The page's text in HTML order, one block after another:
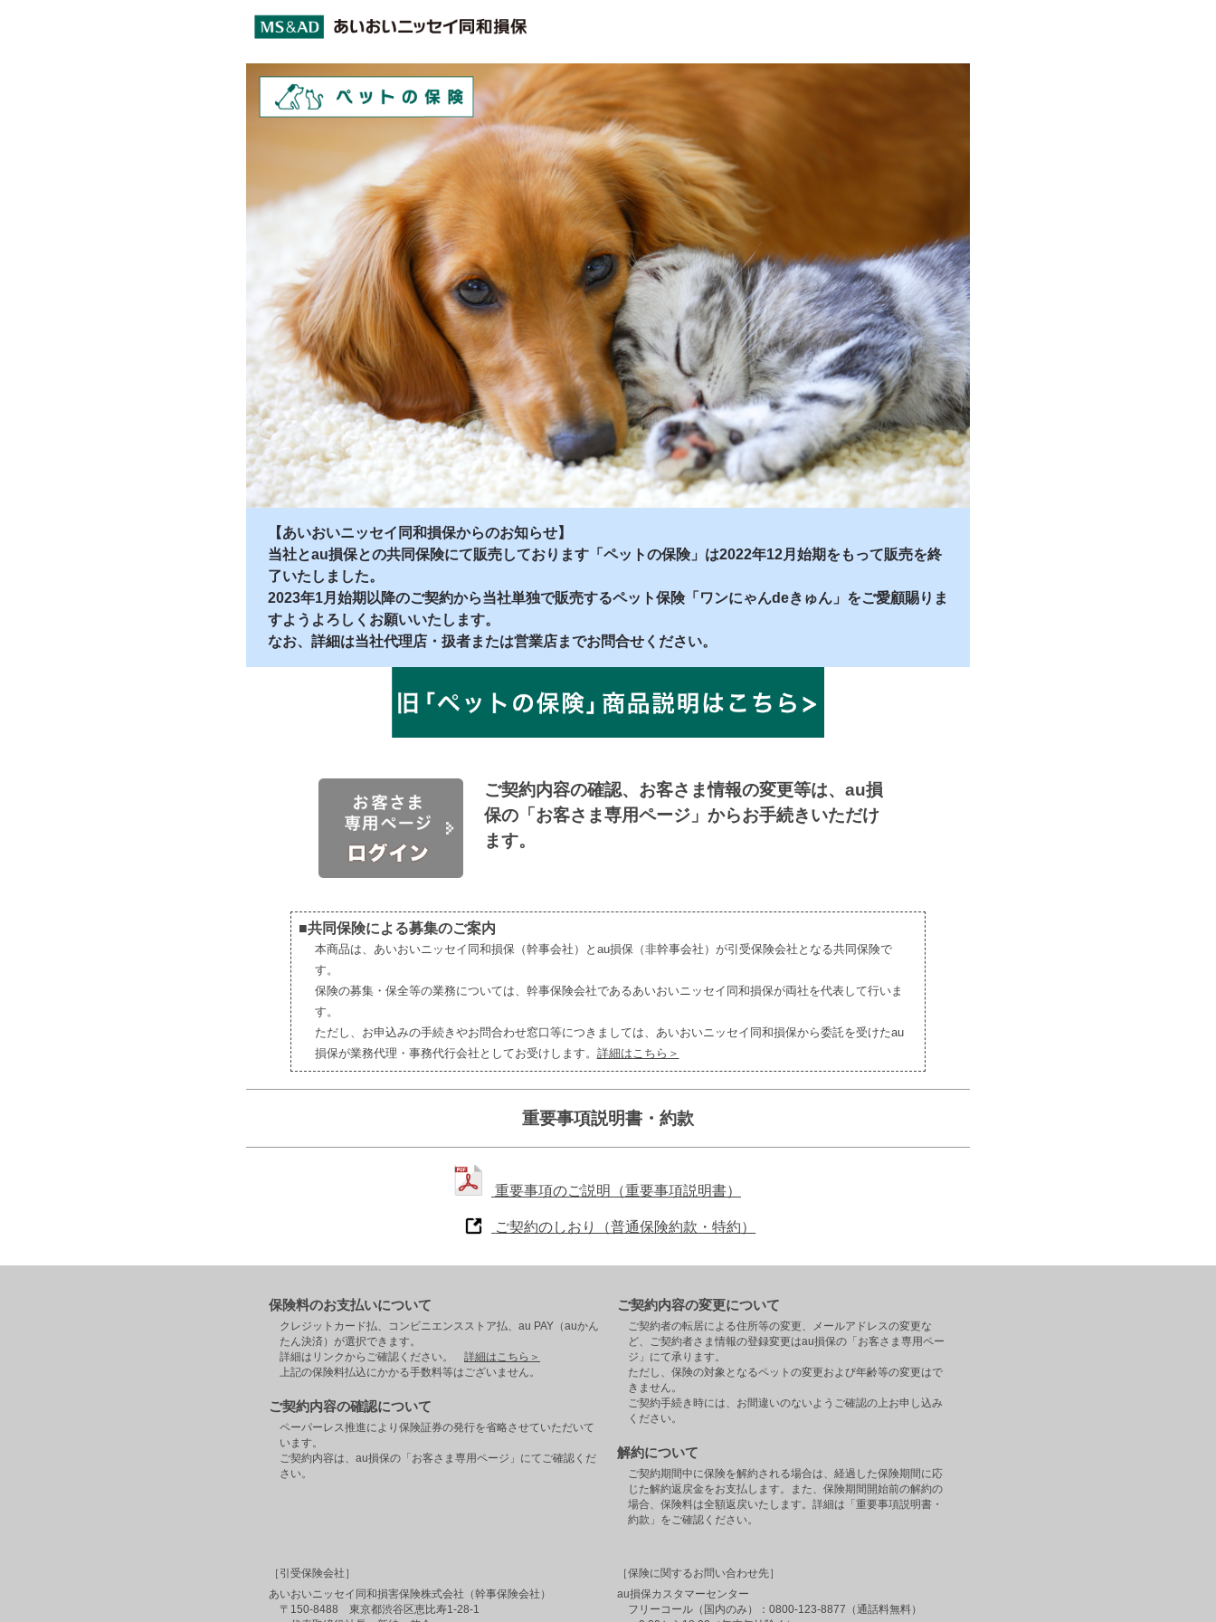
【あいおいニッセイ同和損保からのお知らせ】
当社とau損保との共同保険にて販売しております「ペットの保険」は2022年12月始期をもって販売を終
了いたしました。
2023年1月始期以降のご契約から当社単独で販売するペット保険「ワンにゃんdeきゅん」をご愛顧賜りま
すようよろしくお願いいたします。
なお、詳細は当社代理店・扱者または営業店までお問合せください。
ご契約内容の確認、お客さま情報の変更等は、au損
保の「お客さま専用ページ」からお手続きいただけ
ます。
■共同保険による募集のご案内
本商品は、あいおいニッセイ同和損保（幹事会社）とau損保（非幹事会社）が引受保険会社となる共同保険で
す。
保険の募集・保全等の業務については、幹事保険会社であるあいおいニッセイ同和損保が両社を代表して行いま
す。
ただし、お申込みの手続きやお問合わせ窓口等につきましては、あいおいニッセイ同和損保から委託を受けたau
損保が業務代理・事務代行会社としてお受けします。 詳細はこちら＞
重要事項説明書・約款
重要事項のご説明（重要事項説明書）
ご契約のしおり（普通保険約款・特約）
保険料のお支払いについて
クレジットカード払、コンビニエンスストア払、au PAY（auかん
たん決済）が選択できます。
詳細はリンクからご確認ください。 詳細はこちら＞
上記の保険料払込にかかる手数料等はございません。
ご契約内容の確認について
ペーパーレス推進により保険証券の発行を省略させていただいて
います。
ご契約内容は、au損保の「お客さま専用ページ」にてご確認くだ
さい。
ご契約内容の変更について
ご契約者の転居による住所等の変更、メールアドレスの変更な
ど、ご契約者さま情報の登録変更はau損保の「お客さま専用ペー
ジ」にて承ります。
ただし、保険の対象となるペットの変更および年齢等の変更はで
きません。
ご契約手続き時には、お間違いのないようご確認の上お申し込み
ください。
解約について
ご契約期間中に保険を解約される場合は、経過した保険期間に応
じた解約返戻金をお支払します。また、保険期間開始前の解約の
場合、保険料は全額返戻いたします。詳細は「重要事項説明書・
約款」をご確認ください。
［引受保険会社］
あいおいニッセイ同和損害保険株式会社（幹事保険会社）
〒150-8488 東京都渋谷区恵比寿1-28-1
［保険に関するお問い合わせ先］
au損保カスタマーセンター
フリーコール（国内のみ）：0800-123-8877（通話料無料）